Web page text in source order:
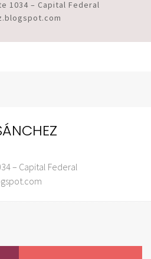
1034 – Capital Federal
– Capital Federal